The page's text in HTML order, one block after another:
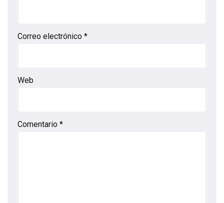
Correo electrónico *
Web
Comentario *